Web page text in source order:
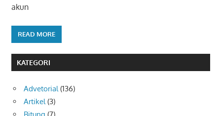
akun
READ MORE
KATEGORI
Advetorial (136)
Artikel (3)